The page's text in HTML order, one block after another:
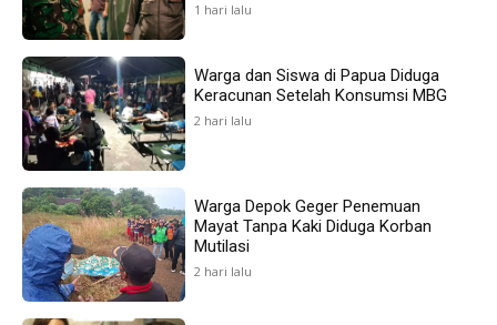
1 hari lalu
Warga dan Siswa di Papua Diduga
Keracunan Setelah Konsumsi MBG
2 hari lalu
Warga Depok Geger Penemuan
Mayat Tanpa Kaki Diduga Korban
Mutilasi
2 hari lalu